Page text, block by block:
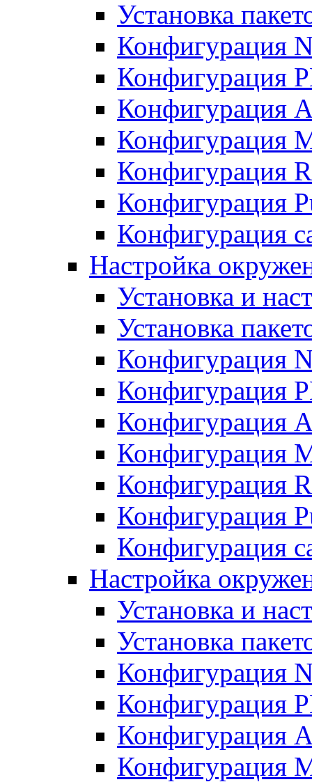
Установка
Конфигурация
Конфигурация
Конфигурация
Конфигурация
Конфигурация
Конфигурация
Конфигурация
Настройка
Установка и
Установка
Конфигурация
Конфигурация
Конфигурация
Конфигурация
Конфигурация
Конфигурация
Конфигурация
Настройка
Установка и
Установка
Конфигурация
Конфигурация
Конфигурация
Конфигурация